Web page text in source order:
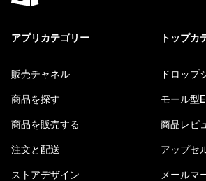
アプリカテゴリー
販売チャネル
商品を探す
商品を販売する
注文と配送
ストアデザイン
トップカ
ドロップ
モール型
商品レビ
アップセ
メールマ